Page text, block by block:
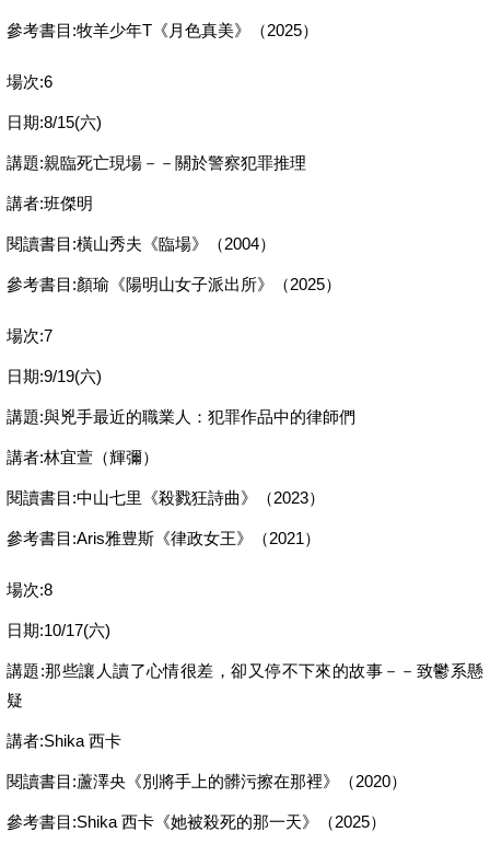
參考書目:牧羊少年T《月色真美》（2025）
場次:6
日期:8/15(六)
講題:親臨死亡現場－－關於警察犯罪推理
講者:班傑明
閱讀書目:橫山秀夫《臨場》（2004）
參考書目:顏瑜《陽明山女子派出所》（2025）
場次:7
日期:9/19(六)
講題:與兇手最近的職業人：犯罪作品中的律師們
講者:林宜萱（輝彌）
閱讀書目:中山七里《殺戮狂詩曲》（2023）
參考書目:Aris雅豊斯《律政女王》（2021）
場次:8
日期:10/17(六)
講題:那些讓人讀了心情很差，卻又停不下來的故事－－致鬱系懸
疑
講者:Shika 西卡
閱讀書目:蘆澤央《別將手上的髒污擦在那裡》（2020）
參考書目:Shika 西卡《她被殺死的那一天》（2025）